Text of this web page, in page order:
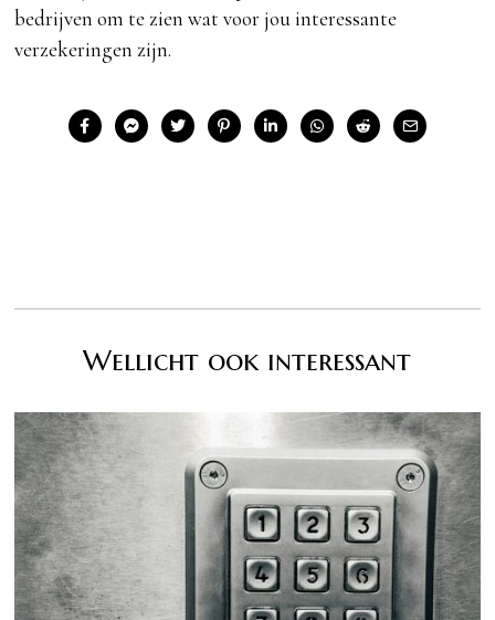
bedrijven om te zien wat voor jou interessante
verzekeringen zijn.
Wellicht ook interessant